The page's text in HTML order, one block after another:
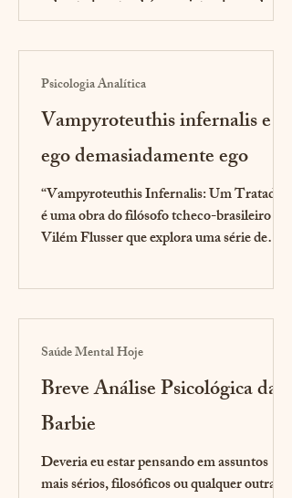
sobre tudo, e também projetando sombras
inescapáveis....
Vampyroteuthis infernalis e o
ego demasiadamente ego
“Vampyroteuthis Infernalis: Um Tratado”
é uma obra do filósofo tcheco-brasileiro
Vilém Flusser que explora uma série de
Psicologia Analítica
Breve Análise Psicológica da
Barbie
Deveria eu estar pensando em assuntos
mais sérios, filosóficos ou qualquer outra
Saúde Mental Hoje